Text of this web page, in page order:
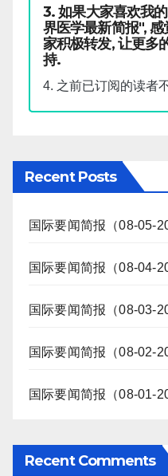
3. 如果大家喜欢我
界医学最新简报",
家积极转发, 让更多
持.
4. 之前已订阅的读者
Recent Posts
国际要闻简报（08-05-
国际要闻简报（08-04-
国际要闻简报（08-03-
国际要闻简报（08-02-
国际要闻简报（08-01-
Recent Comments